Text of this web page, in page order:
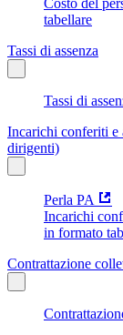
tabellare
Tassi di assenza
Tassi di
Incarichi conferiti e
dirigenti)
Perla PA
Incarichi
in formato
Contrattazione